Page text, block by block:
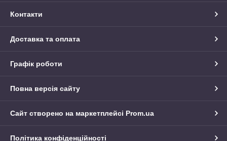
Контакти
Доставка та оплата
Графік роботи
Повна версія сайту
Сайт створено на маркетплейсі Prom.ua
Політика конфіденційності